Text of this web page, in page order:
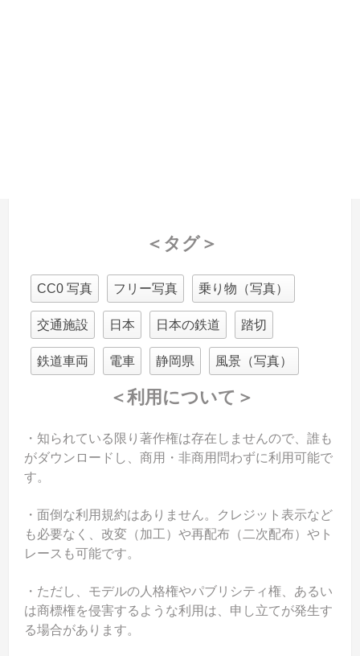
＜タグ＞
CC0 写真 フリー写真 乗り物（写真）
交通施設 日本 日本の鉄道 踏切
鉄道車両 電車 静岡県 風景（写真）
＜利用について＞
・知られている限り著作権は存在しませんので、誰も
がダウンロードし、商用・非商用問わずに利用可能で
す。
・面倒な利用規約はありません。クレジット表示など
も必要なく、改変（加工）や再配布（二次配布）やト
レースも可能です。
・ただし、モデルの人格権やパブリシティ権、あるい
は商標権を侵害するような利用は、申し立てが発生す
る場合があります。